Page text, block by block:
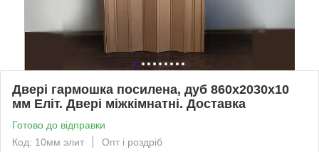
Двері гармошка посилена, дуб 860х2030х10
мм Еліт. Двері міжкімнатні. Доставка
Готово до відправки
Код: 10мм элит
Опт і роздріб